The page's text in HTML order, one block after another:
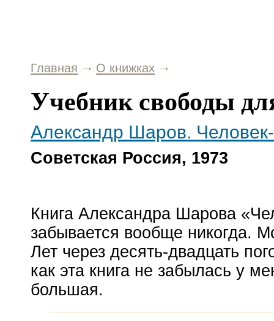
Главная О книжках
Учебник свободы
Александр Шаров.
Советская Россия, 1973
Книга Александра Шарова «
забывается вообще никогда.
Лет через десять-двадцать
как эта книга не забылась у
большая.